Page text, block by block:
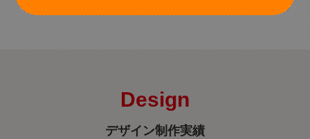
Design
デザイン制作実績